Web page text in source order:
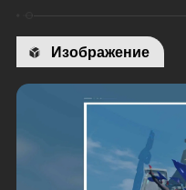
Изображение